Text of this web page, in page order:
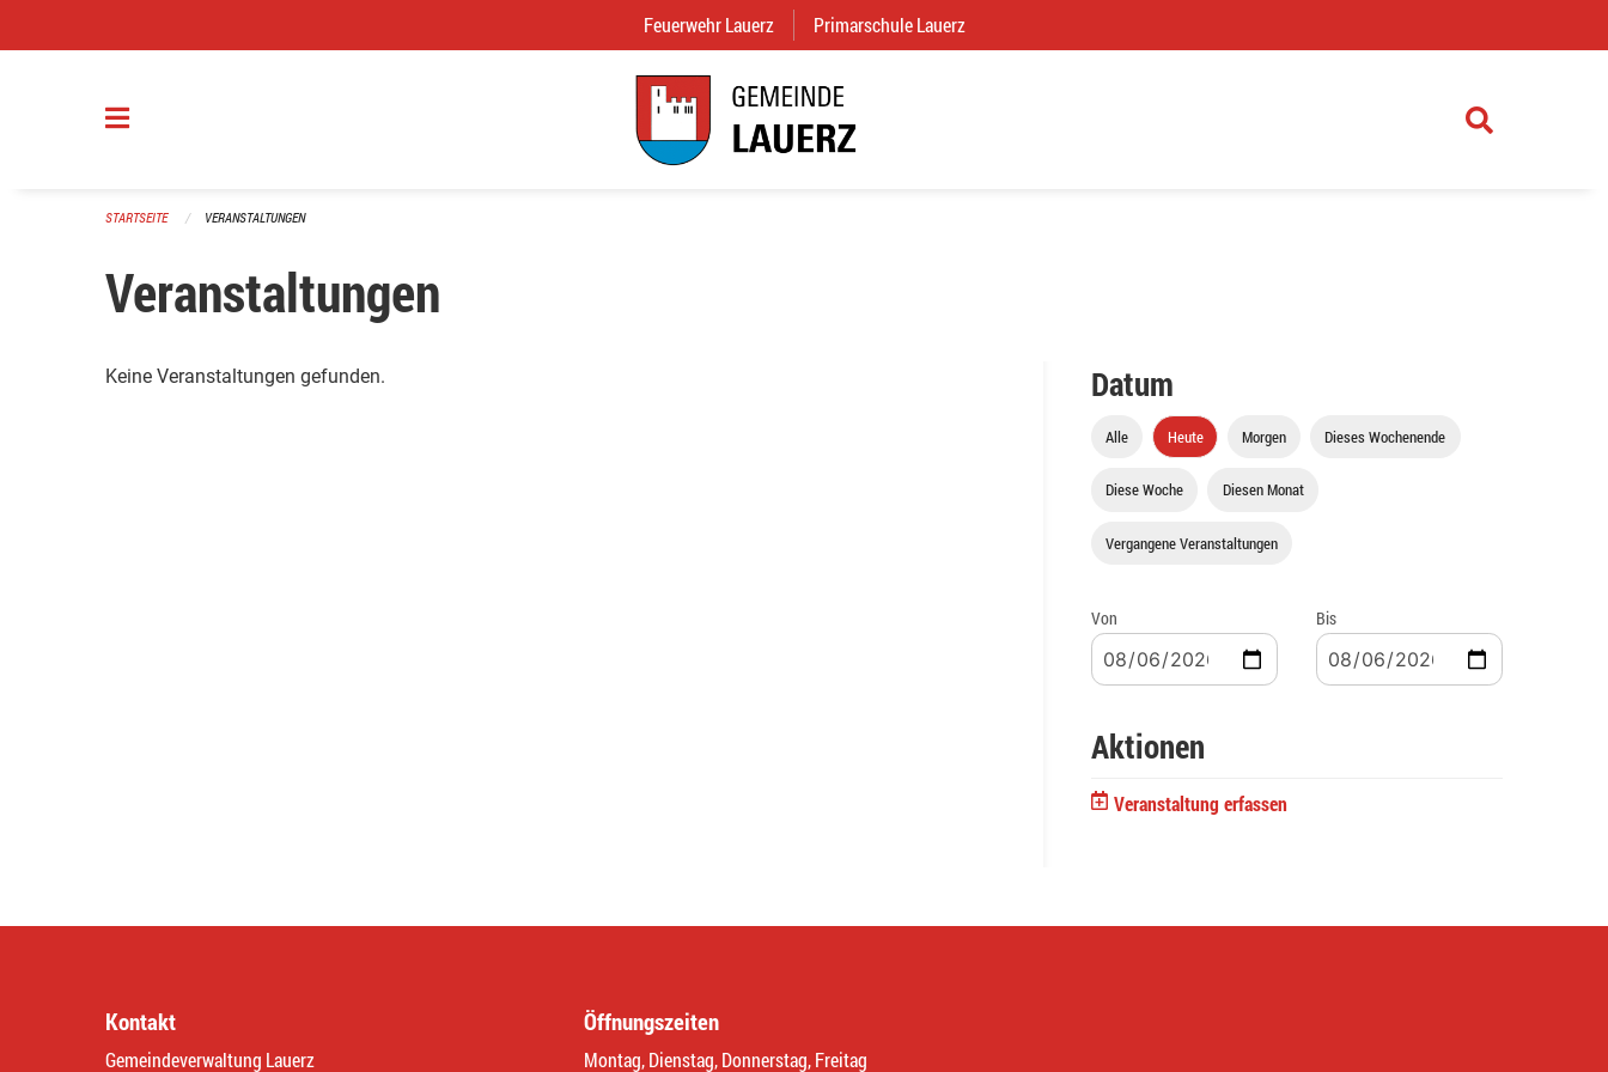
Feuerwehr Lauerz (External Link)
Primarschule Lauerz
STARTSEITE VERANSTALTUNGEN
Veranstaltungen
Keine Veranstaltungen gefunden. Datum
Alle Heute Morgen Dieses Wochenende
Diese Woche Diesen Monat
Vergangene Veranstaltungen
Von Bis
Aktionen
Veranstaltung erfassen
Kontakt
Gemeindeverwaltung Lauerz
Öffnungszeiten
Montag, Dienstag, Donnerstag, Freitag